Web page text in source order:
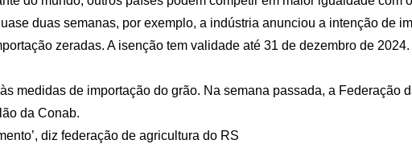
duas semanas, por exemplo, a indústria anunciou a intenção de
zeradas. A isenção tem validade até 31 de dezembro de 2024.
medidas de importação do grão. Na semana passada, a
da Conab.
diz federação de agricultura do RS